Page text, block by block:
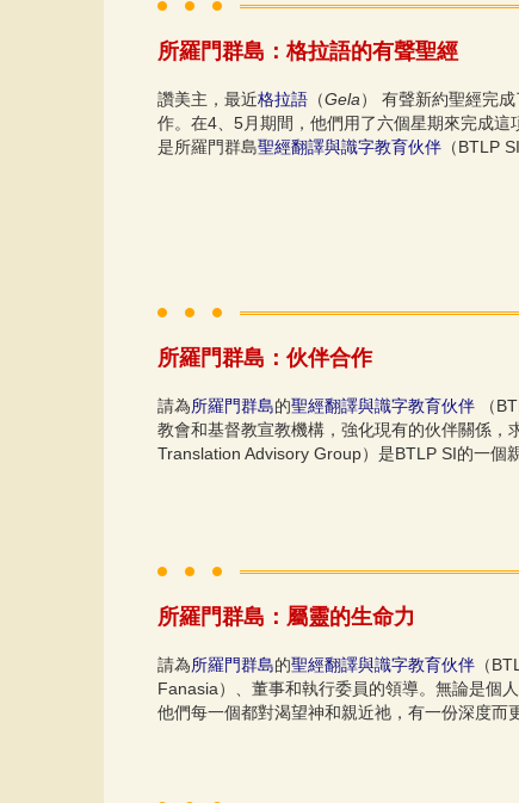
所羅門群島：格拉語的有聲聖經
讚美主，最近格拉語 （Gela） 有聲新約聖經完
作。在4、5月期間，他們用了六個星期來完成
是所羅門群島聖經翻譯與識字教育伙伴 （BTLP
所羅門群島：伙伴合作
請為所羅門群島的聖經翻譯與識字教育伙伴
（
教會和基督教宣教機構，強化現有的伙伴關係，
Translation Advisory Group）是BTLP SI的一個
所羅門群島：屬靈的生命力
請為所羅門群島的聖經翻譯與識字教育伙伴 （
Fanasia）、董事和執行委員的領導。無論是個
他們每一個都對渴望神和親近祂，有一份深度而